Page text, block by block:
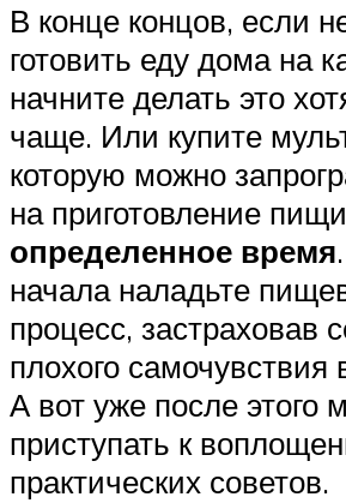
В конце концов, если
готовить еду дома на
начните делать это
чаще. Или купите
которую можно
на приготовление пищи
определенное время
начала наладьте
процесс, застраховав
плохого самочувствия
А вот уже после этого
приступать к
практических советов.